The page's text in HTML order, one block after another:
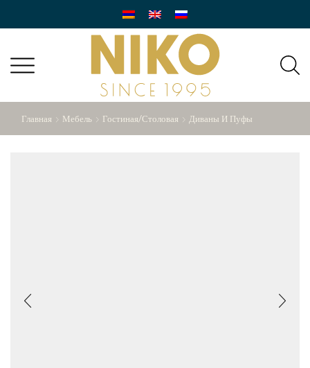
Главная Мебель Гостиная/Столовая Диваны И Пуфы